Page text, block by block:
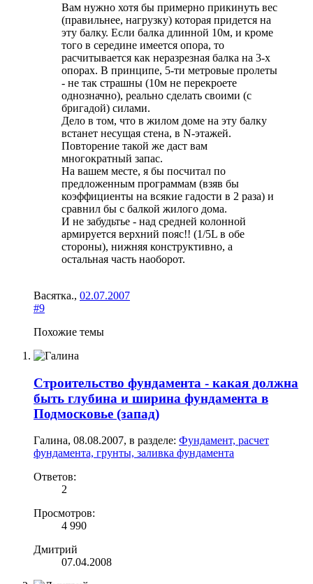
Вам нужно хотя бы примерно прикинуть вес
(правильнее, нагрузку) которая придется на
эту балку. Если балка длинной 10м, и кроме
того в середине имеется опора, то
расчитывается как неразрезная балка на 3-х
опорах. В принципе, 5-ти метровые пролеты
- не так страшны (10м не перекроете
однозначно), реально сделать своими (с
бригадой) силами.
Дело в том, что в жилом доме на эту балку
встанет несущая стена, в N-этажей.
Повторение такой же даст вам
многократный запас.
На вашем месте, я бы посчитал по
предложенным программам (взяв бы
коэффициенты на всякие гадости в 2 раза) и
сравнил бы с балкой жилого дома.
И не забудьтье - над средней колонной
армируется верхний пояс!! (1/5L в обе
стороны), нижняя конструктивно, а
остальная часть наоборот.
Васятка., 02.07.2007
#9
Похожие темы
Строительство фундамента - какая должна
быть глубина и ширина фундамента в
Подмосковье (запад)
Галина, 08.08.2007, в разделе: Фундамент, расчет
фундамента, грунты, заливка фундамента
Ответов:
2
Просмотров:
4 990
Дмитрий
07.04.2008